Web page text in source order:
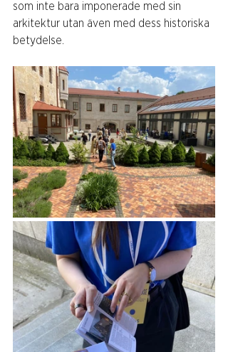
som inte bara imponerade med sin
arkitektur utan även med dess historiska
betydelse.